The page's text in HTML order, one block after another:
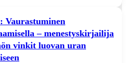
Vaurastuminen
– menestyskirjailija
vinkit luovan uran